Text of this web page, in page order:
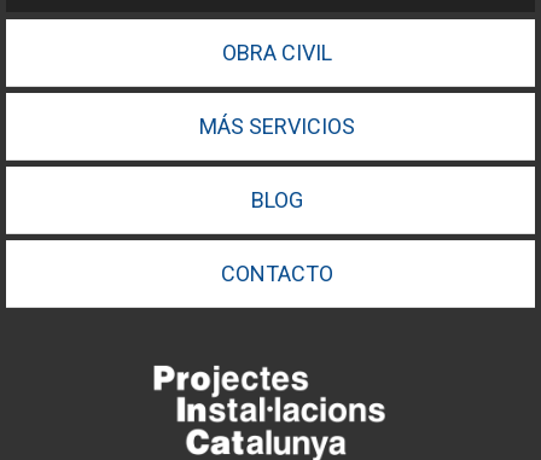
OBRA CIVIL
MÁS SERVICIOS
BLOG
CONTACTO